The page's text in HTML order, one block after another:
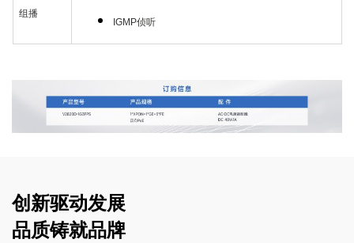
组播
IGMP侦听
创新驱动发展
品质铸就品牌